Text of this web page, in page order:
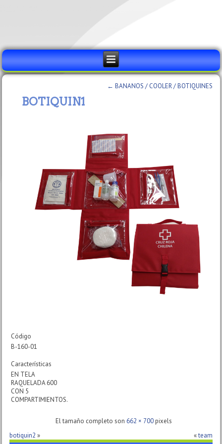
← BANANOS / COOLER / BOTIQUINES
BOTIQUIN1
Código
B-160-01
Características
EN TELA
RAQUELADA 600
CON 5
COMPARTIMIENTOS.
El tamaño completo son 662 × 700pixels
botiquin2 » «team